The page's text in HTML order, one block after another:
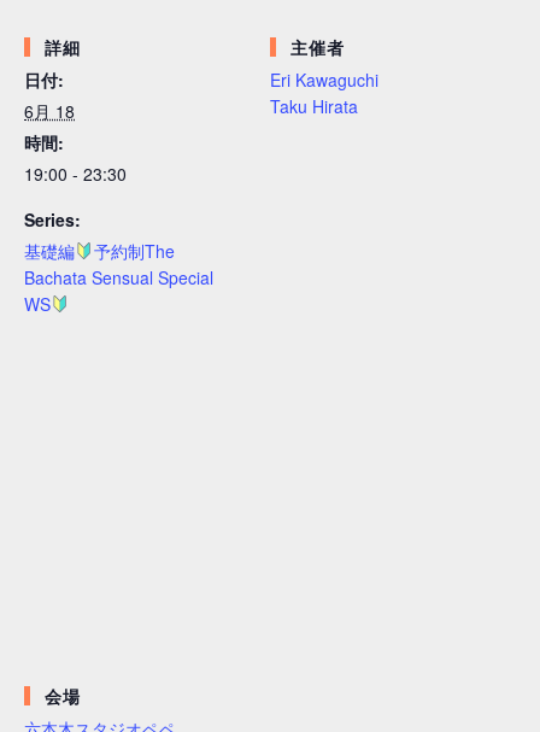
詳細
日付:
6月 18
時間:
19:00 - 23:30
Series:
基礎編
予約制The
Bachata Sensual Special
WS
主催者
Eri Kawaguchi
Taku Hirata
会場